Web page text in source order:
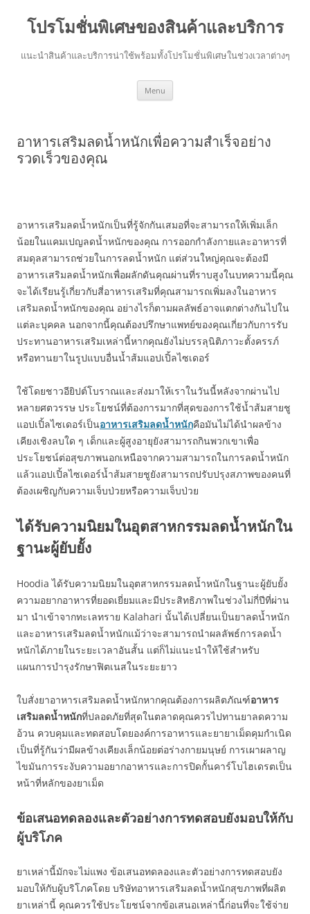
โปรโมชั่นพิเศษของสินค้าและบริการ
แนะนำสินค้าและบริการน่าใช้พร้อมทั้งโปรโมชั่นพิเศษในช่วงเวลาต่างๆ
Menu
อาหารเสริมลดน้ำหนักเพื่อความสำเร็จอย่าง
รวดเร็วของคุณ
อาหารเสริมลดน้ำหนักเป็นที่รู้จักกันเสมอที่จะสามารถให้เพิ่มเล็ก
น้อยในแคมเปญลดน้ำหนักของคุณ การออกกำลังกายและอาหารที่
สมดุลสามารถช่วยในการลดน้ำหนัก แต่ส่วนใหญ่คุณจะต้องมี
อาหารเสริมลดน้ำหนักเพื่อผลักดันคุณผ่านที่ราบสูงในบทความนี้คุณ
จะได้เรียนรู้เกี่ยวกับสี่อาหารเสริมที่คุณสามารถเพิ่มลงในอาหาร
เสริมลดน้ำหนักของคุณ อย่างไรก็ตามผลลัพธ์อาจแตกต่างกันไปใน
แต่ละบุคคล นอกจากนี้คุณต้องปรึกษาแพทย์ของคุณเกี่ยวกับการรับ
ประทานอาหารเสริมเหล่านี้หากคุณยังไม่บรรลุนิติภาวะตั้งครรภ์
หรือทานยาในรูปแบบอื่นน้ำส้มแอปเปิ้ลไซเดอร์
ใช้โดยชาวอียิปต์โบราณและส่งมาให้เราในวันนี้หลังจากผ่านไป
หลายศตวรรษ ประโยชน์ที่ต้องการมากที่สุดของการใช้น้ำส้มสายชู
แอปเปิ้ลไซเดอร์เป็นอาหารเสริมลดน้ำหนักคือมันไม่ได้นำผลข้าง
เคียงเชิงลบใด ๆ เด็กและผู้สูงอายุยังสามารถกินพวกเขาเพื่อ
ประโยชน์ต่อสุขภาพนอกเหนือจากความสามารถในการลดน้ำหนัก
แล้วแอปเปิ้ลไซเดอร์น้ำส้มสายชูยังสามารถปรับปรุงสภาพของคนที่
ต้องเผชิญกับความเจ็บป่วยหรือความเจ็บป่วย
ได้รับความนิยมในอุตสาหกรรมลดน้ำหนักใน
ฐานะผู้ยับยั้ง
Hoodia ได้รับความนิยมในอุตสาหกรรมลดน้ำหนักในฐานะผู้ยับยั้ง
ความอยากอาหารที่ยอดเยี่ยมและมีประสิทธิภาพในช่วงไม่กี่ปีที่ผ่าน
มา นำเข้าจากทะเลทราย Kalahari นั้นได้เปลี่ยนเป็นยาลดน้ำหนัก
และอาหารเสริมลดน้ำหนักแม้ว่าจะสามารถนำผลลัพธ์การลดน้ำ
หนักได้ภายในระยะเวลาอันสั้น แต่ก็ไม่แนะนำให้ใช้สำหรับ
แผนการบำรุงรักษาฟิตเนสในระยะยาว
ใบสั่งยาอาหารเสริมลดน้ำหนักหากคุณต้องการผลิตภัณฑ์อาหาร
เสริมลดน้ำหนักที่ปลอดภัยที่สุดในตลาดคุณควรไปทานยาลดความ
อ้วน ควบคุมและทดสอบโดยองค์การอาหารและยายาเม็ดคุมกำเนิด
เป็นที่รู้กันว่ามีผลข้างเคียงเล็กน้อยต่อร่างกายมนุษย์ การเผาผลาญ
ไขมันการระงับความอยากอาหารและการปิดกั้นคาร์โบไฮเดรตเป็น
หน้าที่หลักของยาเม็ด
ข้อเสนอทดลองและตัวอย่างการทดสอบยังมอบให้กับ
ผู้บริโภค
ยาเหล่านี้มักจะไม่แพง ข้อเสนอทดลองและตัวอย่างการทดสอบยัง
มอบให้กับผู้บริโภคโดย บริษัทอาหารเสริมลดน้ำหนักสุขภาพที่ผลิต
ยาเหล่านี้ คุณควรใช้ประโยชน์จากข้อเสนอเหล่านี้ก่อนที่จะใช้จ่าย